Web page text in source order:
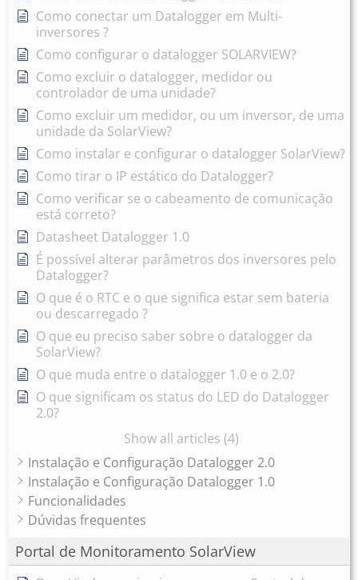
Como conectar um Datalogger em Multi-
inversores ?
Como configurar o datalogger SOLARVIEW?
Como excluir o datalogger, medidor ou
controlador de uma unidade?
Como excluir um medidor, ou um inversor, de uma
unidade da SolarView?
Como instalar e configurar o datalogger SolarView?
Como tirar o IP estático do Datalogger?
Como verificar se o cabeamento de comunicação
está correto?
Datasheet Datalogger 1.0
É possível alterar parâmetros dos inversores pelo
Datalogger?
O que é o RTC e o que significa estar sem bateria
ou descarregado ?
O que eu preciso saber sobre o datalogger da
SolarView?
O que muda entre o datalogger 1.0 e o 2.0?
O que significam os status do LED do Datalogger
2.0?
Show all articles (4)
Instalação e Configuração Datalogger 2.0
Instalação e Configuração Datalogger 1.0
Funcionalidades
Dúvidas frequentes
Portal de Monitoramento SolarView